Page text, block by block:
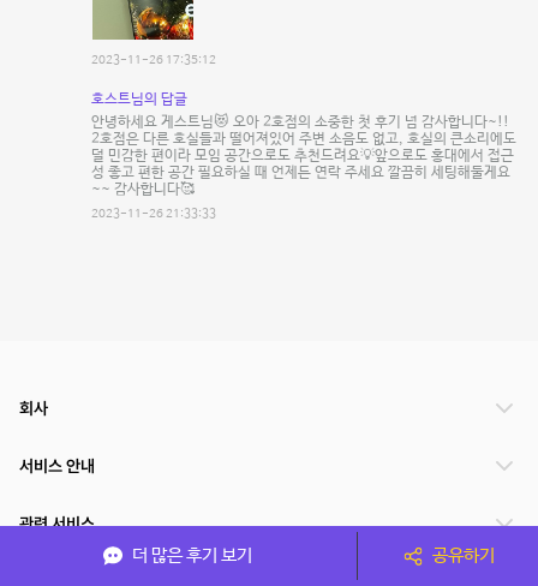
2023-11-26 17:35:12
호스트님의 답글
안녕하세요 게스트님😻 오아 2호점의 소중한 첫 후기 넘 감사합니다~!!
2호점은 다른 호실들과 떨어져있어 주변 소음도 없고, 호실의 큰소리에도
덜 민감한 편이라 모임 공간으로도 추천드려요💡앞으로도 홍대에서 접근
성 좋고 편한 공간 필요하실 때 언제든 연락 주세요 깔끔히 세팅해둘게요
~~ 감사합니다🥰
2023-11-26 21:33:33
더 많은 후기 보기 공유하기
회사
서비스 안내
관련 서비스